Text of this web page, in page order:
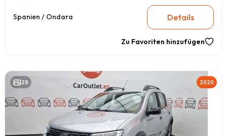
Spanien / Ondara Details
Zu Favoriten hinzufügen
28 2020